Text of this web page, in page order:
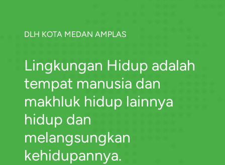
DLH KOTA MEDAN AMPLAS
Lingkungan Hidup adalah
tempat manusia dan
makhluk hidup lainnya
hidup dan
melangsungkan
kehidupannya.